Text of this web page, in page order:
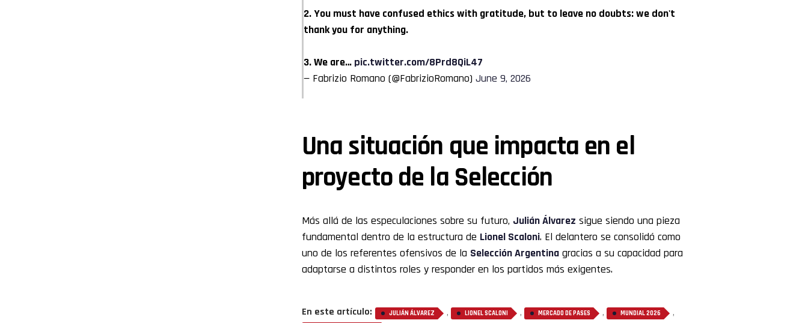
2. You must have confused ethics with gratitude, but to leave no doubts: we don't
thank you for anything.
3. We are… pic.twitter.com/8Prd8QiL47
— Fabrizio Romano (@FabrizioRomano) June 9, 2026
Una situación que impacta en el
proyecto de la Selección
Más allá de las especulaciones sobre su futuro, Julián Álvarez sigue siendo una pieza
fundamental dentro de la estructura de Lionel Scaloni. El delantero se consolidó como
uno de los referentes ofensivos de la Selección Argentina gracias a su capacidad para
adaptarse a distintos roles y responder en los partidos más exigentes.
En este artículo: JULIÁN ÁLVAREZ , LIONEL SCALONI , MERCADO DE PASES , MUNDIAL 2026 ,